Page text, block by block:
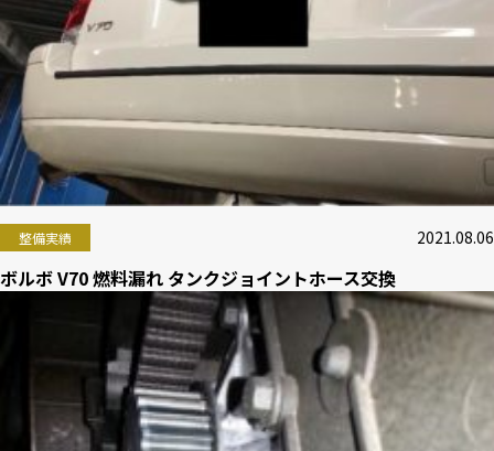
整備実績 2021.08.06
ボルボ V70 燃料漏れ タンクジョイントホース交換